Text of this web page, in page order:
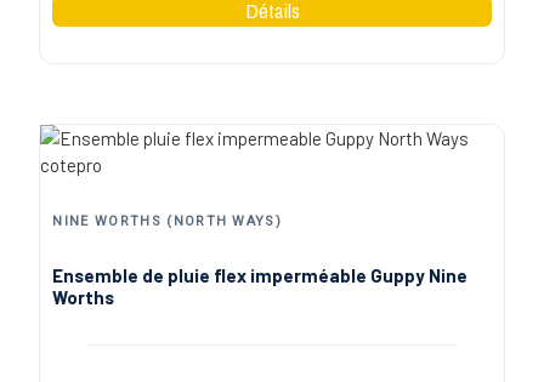
NINE WORTHS (NORTH WAYS)
Ensemble de pluie flex imperméable Guppy Nine
Worths